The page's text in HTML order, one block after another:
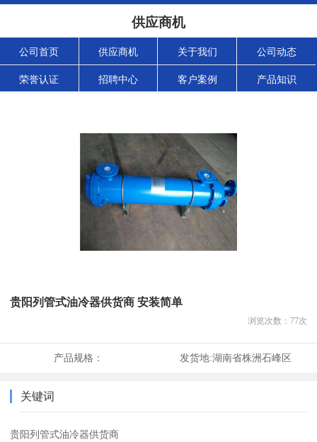
供应商机
公司首页 供应商机 关于我们 公司动态
荣誉认证 招聘中心 客户案例 产品知识
贵阳列管式油冷器供货商 安装简单
浏览次数： 77次
产品规格： 发货地:湖南省株洲石峰区
关键词
贵阳列管式油冷器供货商